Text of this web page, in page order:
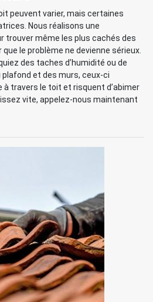
peuvent varier, mais certaines
Nous réalisons une
trouver même les plus cachés des
le problème ne devienne sérieux.
des taches d’humidité ou de
plafond et des murs, ceux-ci
à travers le toit et risquent d’abimer
vite, appelez-nous maintenant